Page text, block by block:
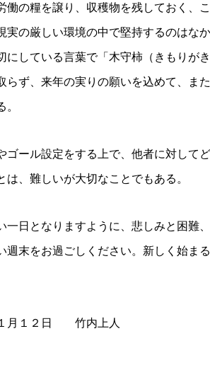
働の糧を譲り、収穫物を残しておく、
実の厳しい環境の中で堅持するのはな
にしている言葉で「木守柿（きもりが
らず、来年の実りの願いを込めて、ま
ゴール設定をする上で、他者に対して
は、難しいが大切なことでもある。
一日となりますように、悲しみと困難
週末をお過ごしください。新しく始ま
１月１２日 竹内上人